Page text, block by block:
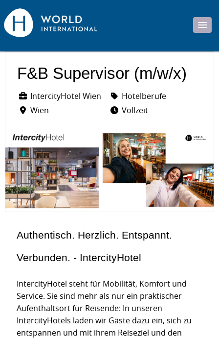
F&B Supervisor (m/w/x)
IntercityHotel Wien
Wien
Hotelberufe
Vollzeit
Authentisch. Herzlich. Entspannt.
Verbunden. - IntercityHotel
IntercityHotel steht für Mobilität, Komfort und
Service. Sie sind mehr als nur ein praktischer
Aufenthaltsort für Reisende: In unseren
IntercityHotels laden wir Gäste dazu ein, sich zu
entspannen und mit ihrem Reiseziel und den